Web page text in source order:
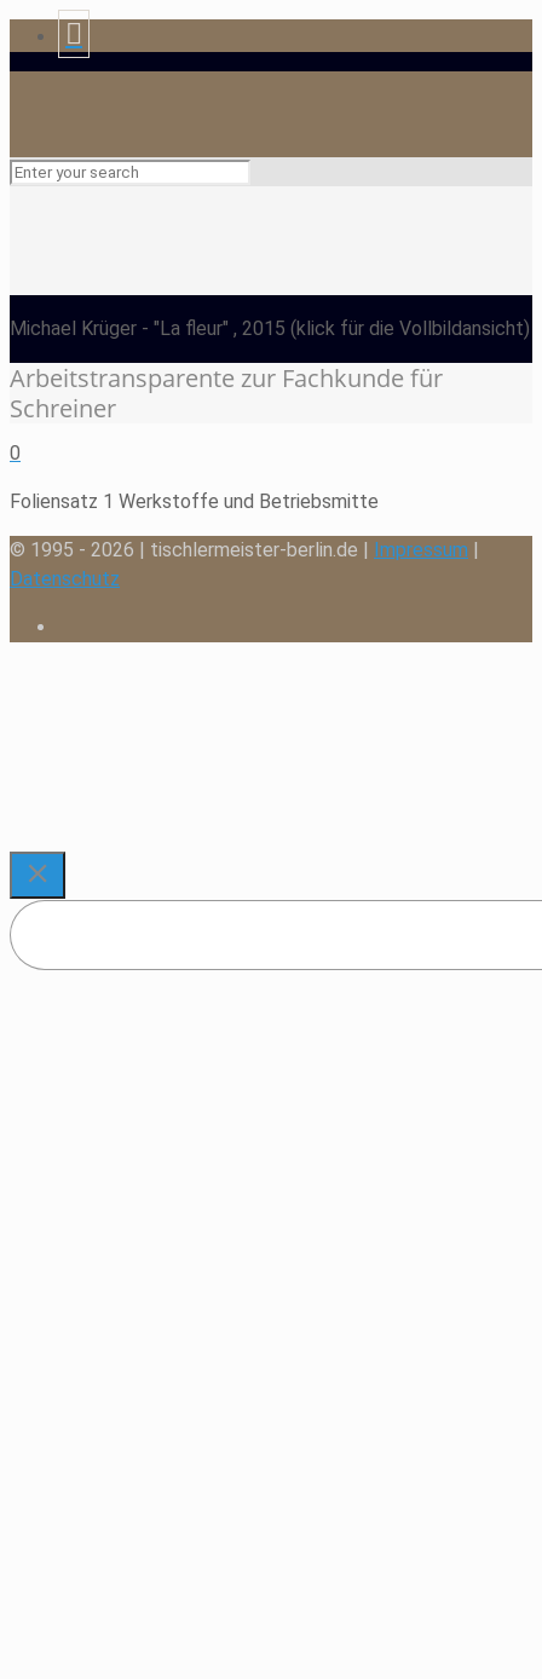
Michael Krüger - "La fleur" , 2015 (klick für die Vollbildansicht)
Arbeitstransparente zur Fachkunde für
Schreiner
0
Foliensatz 1 Werkstoffe und Betriebsmitte
© 1995 - 2026 | tischlermeister-berlin.de | Impressum
Datenschutz